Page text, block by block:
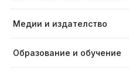
Медии и издателство
Образование и обучение